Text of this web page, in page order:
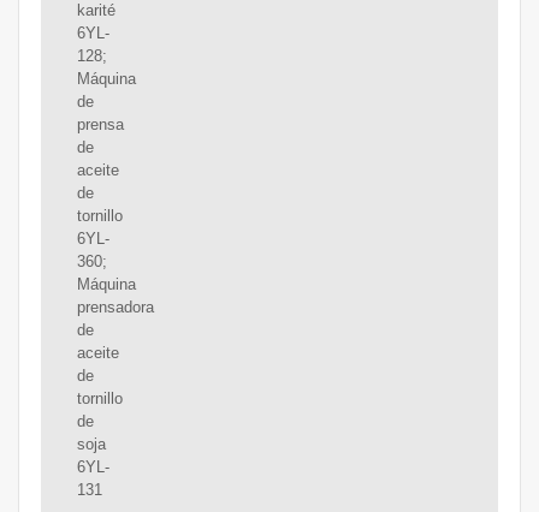
karité
6YL-
128;
Máquina
de
prensa
de
aceite
de
tornillo
6YL-
360;
Máquina
prensadora
de
aceite
de
tornillo
de
soja
6YL-
131